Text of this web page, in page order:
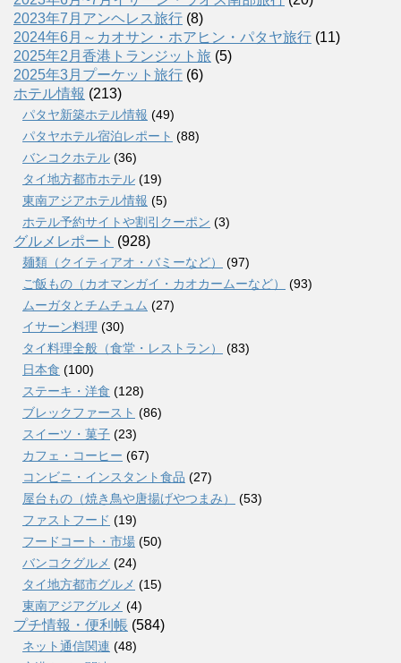
2023年7月アンヘレス旅行 (8)
2024年6月～カオサン・ホアヒン・パタヤ旅行 (11)
2025年2月香港トランジット旅 (5)
2025年3月プーケット旅行 (6)
ホテル情報 (213)
パタヤ新築ホテル情報 (49)
パタヤホテル宿泊レポート (88)
バンコクホテル (36)
タイ地方都市ホテル (19)
東南アジアホテル情報 (5)
ホテル予約サイトや割引クーポン (3)
グルメレポート (928)
麺類（クイティアオ・バミーなど）
(97)
ご飯もの（カオマンガイ・カオカームーなど）
(93)
ムーガタとチムチュム (27)
イサーン料理 (30)
タイ料理全般（食堂・レストラン）
(83)
日本食 (100)
ステーキ・洋食 (128)
ブレックファースト (86)
スイーツ・菓子 (23)
カフェ・コーヒー (67)
コンビニ・インスタント食品 (27)
屋台もの（焼き鳥や唐揚げやつまみ）
(53)
ファストフード (19)
フードコート・市場 (50)
バンコクグルメ (24)
タイ地方都市グルメ (15)
東南アジアグルメ (4)
プチ情報・便利帳 (584)
ネット通信関連 (48)